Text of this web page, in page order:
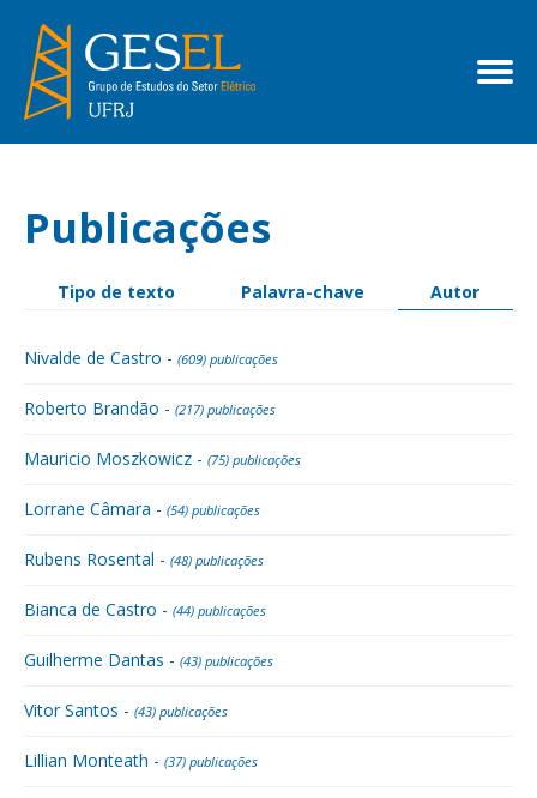
Publicações
Tipo de texto Palavra-chave Autor
Nivalde de Castro - (609) publicações
Roberto Brandão - (217) publicações
Mauricio Moszkowicz - (75) publicações
Lorrane Câmara - (54) publicações
Rubens Rosental - (48) publicações
Bianca de Castro - (44) publicações
Guilherme Dantas - (43) publicações
Vitor Santos - (43) publicações
Lillian Monteath - (37) publicações